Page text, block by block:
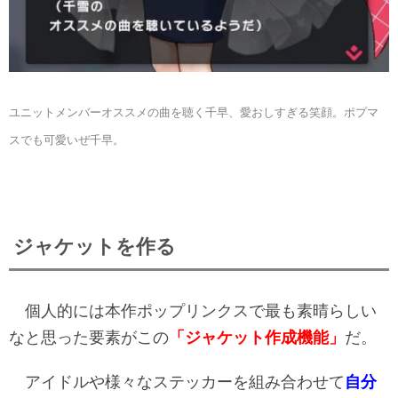
ユニットメンバーオススメの曲を聴く千早、愛おしすぎる笑顔。ポプマ
スでも可愛いぜ千早。
ジャケットを作る
個人的には本作ポップリンクスで最も素晴らしい
なと思った要素がこの 「ジャケット作成機能」 だ。
アイドルや様々なステッカーを組み合わせて自分